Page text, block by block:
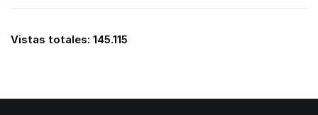
Vistas totales: 145.115